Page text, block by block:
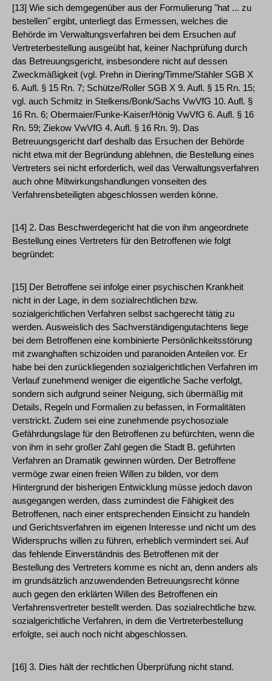
[13] Wie sich demgegenüber aus der Formulierung "hat ... zu
bestellen" ergibt, unterliegt das Ermessen, welches die
Behörde im Verwaltungsverfahren bei dem Ersuchen auf
Vertreterbestellung ausgeübt hat, keiner Nachprüfung durch
das Betreuungsgericht, insbesondere nicht auf dessen
Zweckmäßigkeit (vgl. Prehn in Diering/Timme/Stähler SGB X
6. Aufl. § 15 Rn. 7; Schütze/Roller SGB X 9. Aufl. § 15 Rn. 15;
vgl. auch Schmitz in Stelkens/Bonk/Sachs VwVfG 10. Aufl. §
16 Rn. 6; Obermaier/Funke-Kaiser/Hönig VwVfG 6. Aufl. § 16
Rn. 59; Ziekow VwVfG 4. Aufl. § 16 Rn. 9). Das
Betreuungsgericht darf deshalb das Ersuchen der Behörde
nicht etwa mit der Begründung ablehnen, die Bestellung eines
Vertreters sei nicht erforderlich, weil das Verwaltungsverfahren
auch ohne Mitwirkungshandlungen vonseiten des
Verfahrensbeteiligten abgeschlossen werden könne.
[14] 2. Das Beschwerdegericht hat die von ihm angeordnete
Bestellung eines Vertreters für den Betroffenen wie folgt
begründet:
[15] Der Betroffene sei infolge einer psychischen Krankheit
nicht in der Lage, in dem sozialrechtlichen bzw.
sozialgerichtlichen Verfahren selbst sachgerecht tätig zu
werden. Ausweislich des Sachverständigengutachtens liege
bei dem Betroffenen eine kombinierte Persönlichkeitsstörung
mit zwanghaften schizoiden und paranoiden Anteilen vor. Er
habe bei den zurückliegenden sozialgerichtlichen Verfahren im
Verlauf zunehmend weniger die eigentliche Sache verfolgt,
sondern sich aufgrund seiner Neigung, sich übermäßig mit
Details, Regeln und Formalien zu befassen, in Formalitäten
verstrickt. Zudem sei eine zunehmende psychosoziale
Gefährdungslage für den Betroffenen zu befürchten, wenn die
von ihm in sehr großer Zahl gegen die Stadt B. geführten
Verfahren an Dramatik gewinnen würden. Der Betroffene
vermöge zwar einen freien Willen zu bilden, vor dem
Hintergrund der bisherigen Entwicklung müsse jedoch davon
ausgegangen werden, dass zumindest die Fähigkeit des
Betroffenen, nach einer entsprechenden Einsicht zu handeln
und Gerichtsverfahren im eigenen Interesse und nicht um des
Widerspruchs willen zu führen, erheblich vermindert sei. Auf
das fehlende Einverständnis des Betroffenen mit der
Bestellung des Vertreters komme es nicht an, denn anders als
im grundsätzlich anzuwendenden Betreuungsrecht könne
auch gegen den erklärten Willen des Betroffenen ein
Verfahrensvertreter bestellt werden. Das sozialrechtliche bzw.
sozialgerichtliche Verfahren, in dem die Vertreterbestellung
erfolgte, sei auch noch nicht abgeschlossen.
[16] 3. Dies hält der rechtlichen Überprüfung nicht stand.